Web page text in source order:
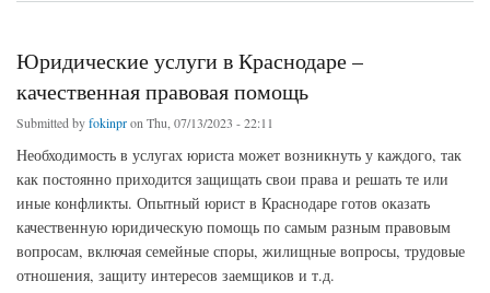
Юридические услуги в Краснодаре –
качественная правовая помощь
Submitted byfokinpron Thu, 07/13/2023 - 22:11
Необходимость в услугах юриста может возникнуть у каждого, так
как постоянно приходится защищать свои права и решать те или
иные конфликты. Опытный юрист в Краснодаре готов оказать
качественную юридическую помощь по самым разным правовым
вопросам, включая семейные споры, жилищные вопросы, трудовые
отношения, защиту интересов заемщиков и т.д.